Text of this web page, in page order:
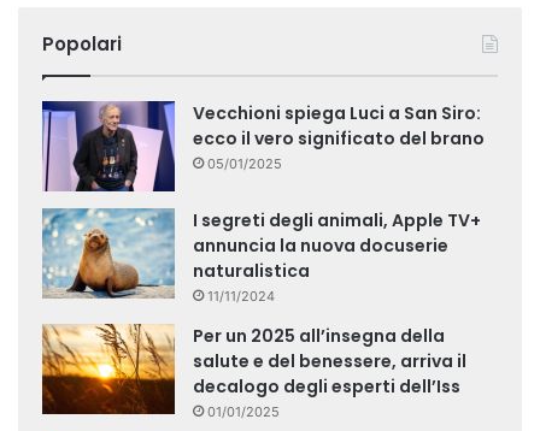
Popolari
Vecchioni spiega Luci a San Siro:
ecco il vero significato del brano
05/01/2025
I segreti degli animali, Apple TV+
annuncia la nuova docuserie
naturalistica
11/11/2024
Per un 2025 all’insegna della
salute e del benessere, arriva il
decalogo degli esperti dell’Iss
01/01/2025